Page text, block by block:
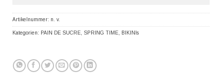
Artikelnummer: n. v.
Kategorien: PAIN DE SUCRE SPRING TIME BIKINIs